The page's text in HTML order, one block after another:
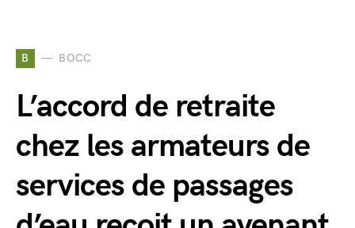
B BOCC
L’accord de retraite
chez les armateurs de
services de passages